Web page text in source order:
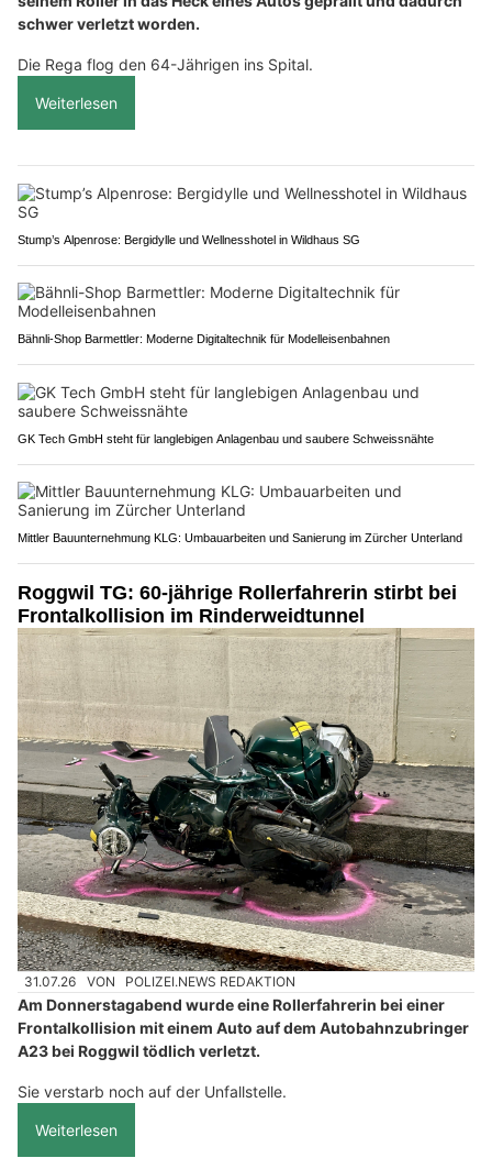
schwer verletzt worden.
Die Rega flog den 64-Jährigen ins Spital.
Weiterlesen
Stump’s Alpenrose: Bergidylle und Wellnesshotel in Wildhaus SG
Bähnli-Shop Barmettler: Moderne Digitaltechnik für Modelleisenbahnen
GK Tech GmbH steht für langlebigen Anlagenbau und saubere Schweissnähte
Mittler Bauunternehmung KLG: Umbauarbeiten und Sanierung im Zürcher Unterland
Roggwil TG: 60-jährige Rollerfahrerin stirbt bei
Frontalkollision im Rinderweidtunnel
31.07.26 VON POLIZEI.NEWS REDAKTION
Am Donnerstagabend wurde eine Rollerfahrerin bei einer
Frontalkollision mit einem Auto auf dem Autobahnzubringer
A23 bei Roggwil tödlich verletzt.
Sie verstarb noch auf der Unfallstelle.
Weiterlesen